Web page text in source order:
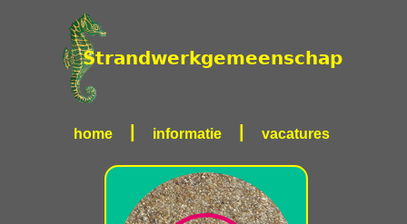
home informatie vacatures